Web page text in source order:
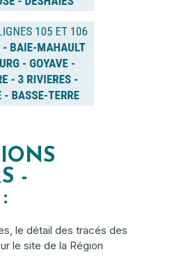
-
le détail des tracés des
le site de la Région